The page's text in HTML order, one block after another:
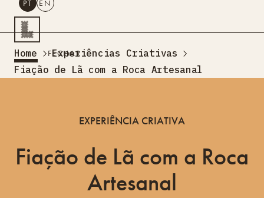
PESQUISAR
PT EN
Residências Criativas
A Acontecer
Montra
PT EN
FECHAR
Home
Experiências Criativas
Fiação de Lã com a Roca Artesanal
EXPERIÊNCIA CRIATIVA
Fiação de Lã com a Roca
Artesanal